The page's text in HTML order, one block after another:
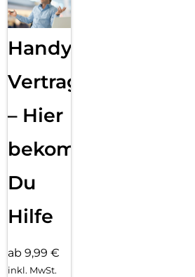
Handy
Vertragsabwicklung
– Hier
bekommst
Du
Hilfe
ab 9,99 €
inkl. MwSt.